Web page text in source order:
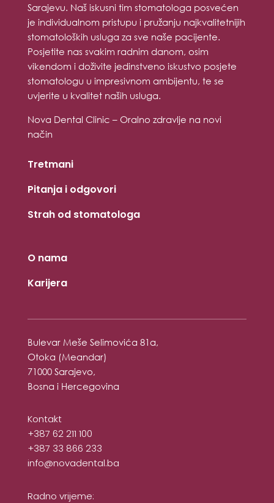
Sarajevu. Naš iskusni tim stomatologa posvećen
je individualnom pristupu i pružanju najkvalitetnijih
stomatoloških usluga za sve naše pacijente.
Posjetite nas svakim radnim danom, osim
vikendom i doživite jedinstveno iskustvo posjete
stomatologu u impresivnom ambijentu, te se
uvjerite u kvalitet naših usluga.
Nova Dental Clinic – Oralno zdravlje na novi
način
Tretmani
Pitanja i odgovori
Strah od stomatologa
O nama
Karijera
Bulevar Meše Selimovića 81a,
Otoka (Meandar)
71000 Sarajevo,
Bosna i Hercegovina
Kontakt
+387 62 211 100
+387 33 866 233
info@novadental.ba
Radno vrijeme: